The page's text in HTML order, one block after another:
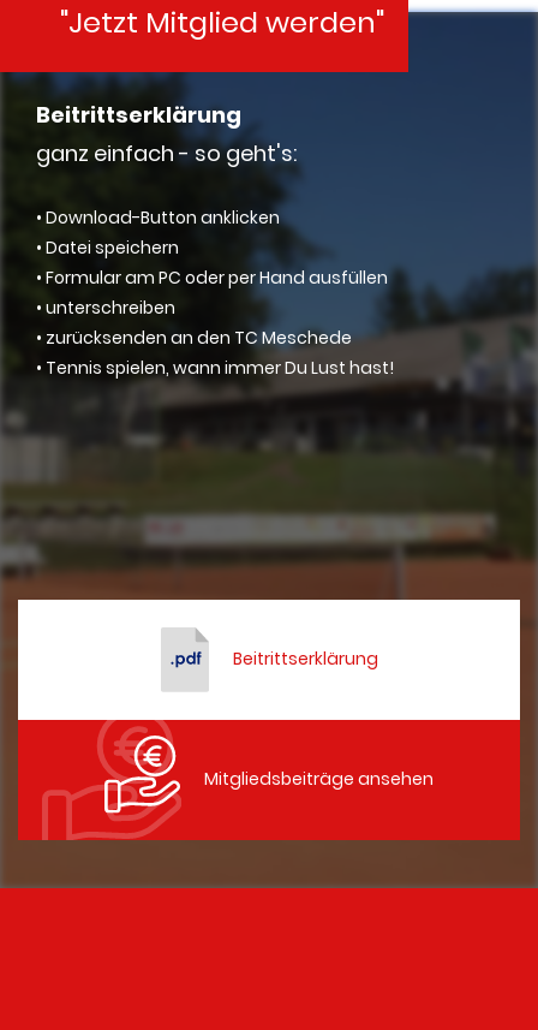
"Jetzt Mitglied werden"
Beitrittserklärung
ganz einfach - so geht's:
• Download-Button anklicken
• Datei speichern
• Formular am PC oder per Hand ausfüllen
• unterschreiben
• zurücksenden an den TC Meschede
• Tennis spielen, wann immer Du Lust hast!
Beitrittserklärung
Mitgliedsbeiträge ansehen